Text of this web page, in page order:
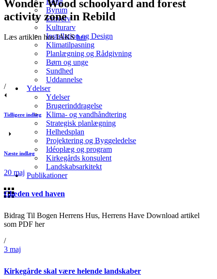
Byrum
Erhverv
Kulturarv
Installation og Design
Klimatilpasning
Planlægning og Rådgivning
Børn og unge
Sundhed
Uddannelse
Ydelser
Ydelser
Brugerinddragelse
Klima- og vandhåndtering
Strategisk planlægning
Helhedsplan
Projektering og Byggeledelse
Idéoplæg og program
Kirkegårds konsulent
Landskabsarkitekt
Publikationer
Wonder Wood schoolyard and forest
activity zone in Rebild
Læs artiklen hos IAKSher
/
Tidligere indlæg
Næste indlæg
20 maj
Glæden ved haven
Bidrag Til Bogen Herrens Hus, Herrens Have Download artikel
som PDF her
/
3 maj
Kirkegårde skal være helende landskaber